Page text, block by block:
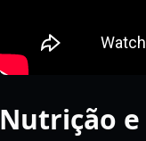
Nutrição e